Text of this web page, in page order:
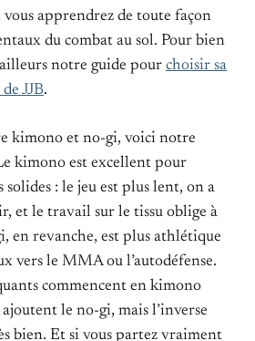
apprendrez de toute façon
du combat au sol. Pour bien
notre guide pour choisir sa
JJB.
kimono et no-gi, voici notre
kimono est excellent pour
solides : le jeu est plus lent, on a
et le travail sur le tissu oblige à
en revanche, est plus athlétique
vers le MMA ou l’autodéfense.
commencent en kimono
le no-gi, mais l’inverse
bien. Et si vous partez vraiment